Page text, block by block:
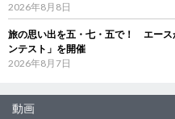
2026年8月8日
旅の思い出を五・七・五で！ エース
ンテスト」を開催
2026年8月7日
動画